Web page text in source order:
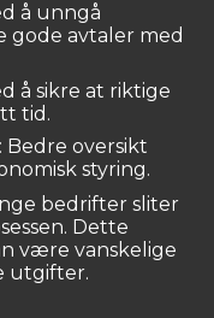
å unngå
gode avtaler med
å sikre at riktige
tid.
: Bedre oversikt
styring.
bedrifter sliter
Dette
være vanskelige
utgifter.